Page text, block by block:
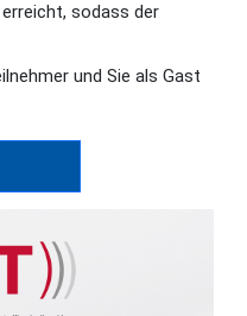
sodass der
und Sie als Gast